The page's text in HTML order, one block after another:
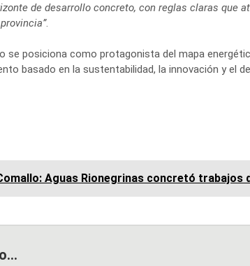
de desarrollo concreto, con reglas claras que
.
se posiciona como protagonista del mapa
basado en la sustentabilidad, la innovación y el
Aguas Rionegrinas concretó trabajos